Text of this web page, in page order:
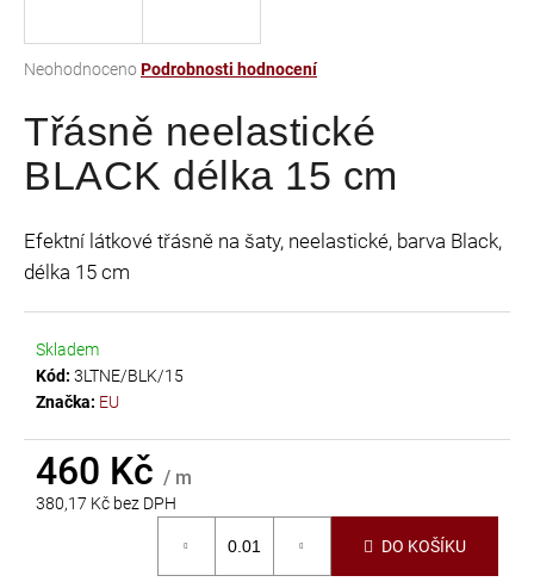
Průměrné
produktu
je
0,0
hvězdiček.
NeohodnocenoPodrobnosti hodnocení
Třásně neelastické
BLACK délka 15 cm
Efektní látkové třásně na šaty, neelastické, barva Black,
délka 15 cm
Skladem
Kód: 3LTNE/BLK/15
Značka: EU
460 Kč / m
380,17 Kč bez DPH
DO KOŠÍKU
j
t
?
D
o
p
u